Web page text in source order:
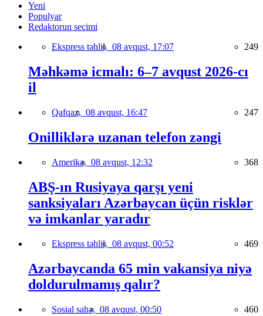
Yeni
Populyar
Redaktorun seçimi
Ekspress təhlil, 08 avqust, 17:07 249
Məhkəmə icmalı: 6–7 avqust 2026-cı
il
Qafqaz, 08 avqust, 16:47 247
Onilliklərə uzanan telefon zəngi
Amerika, 08 avqust, 12:32 368
ABŞ-ın Rusiyaya qarşı yeni
sanksiyaları Azərbaycan üçün risklər
və imkanlar yaradır
Ekspress təhlil, 08 avqust, 00:52 469
Azərbaycanda 65 min vakansiya niyə
doldurulmamış qalır?
Sosial sahə, 08 avqust, 00:50 460